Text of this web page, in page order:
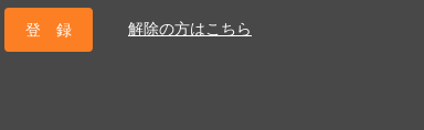
解除の方はこちら